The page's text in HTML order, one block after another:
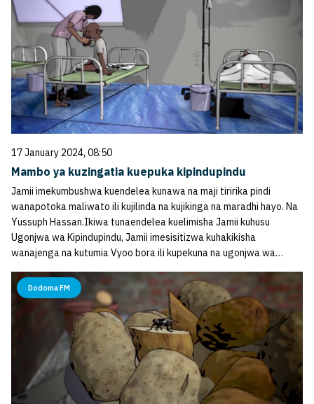
17 January 2024, 08:50
Mambo ya kuzingatia kuepuka kipindupindu
Jamii imekumbushwa kuendelea kunawa na maji tiririka pindi
wanapotoka maliwato ili kujilinda na kujikinga na maradhi hayo. Na
Yussuph Hassan.Ikiwa tunaendelea kuelimisha Jamii kuhusu
Ugonjwa wa Kipindupindu, Jamii imesisitizwa kuhakikisha
wanajenga na kutumia Vyoo bora ili kupekuna na ugonjwa wa…
Dodoma FM